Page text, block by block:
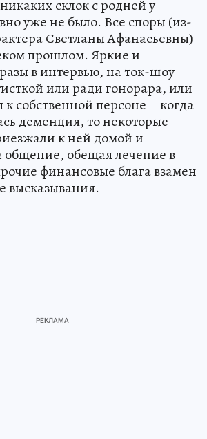
склок с родней у
уже не было. Все споры (из-
Светланы Афанасьевны)
прошлом. Яркие и
в интервью, на ток-шоу
или ради гонорара, или
собственной персоне – когда
деменция, то некоторые
к ней домой и
общение, обещая лечение в
финансовые блага взамен
высказывания.